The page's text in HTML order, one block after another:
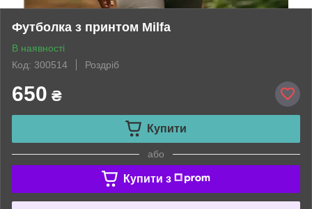
Футболка з принтом Milfa
В наявності
Код: 300514
Роздріб
650 ₴
Купити
або
Купити з